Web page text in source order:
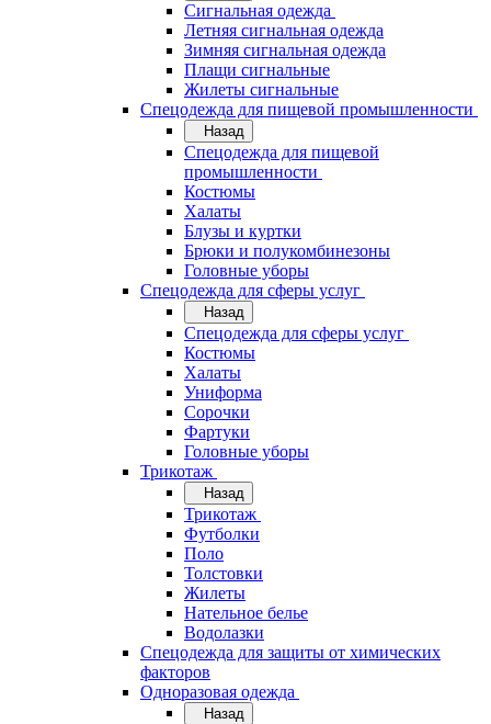
Сигнальная одежда
Летняя сигнальная одежда
Зимняя сигнальная одежда
Плащи сигнальные
Жилеты сигнальные
Спецодежда для пищевой промышленности
Назад
Спецодежда для пищевой
промышленности
Костюмы
Халаты
Блузы и куртки
Брюки и полукомбинезоны
Головные уборы
Спецодежда для сферы услуг
Назад
Спецодежда для сферы услуг
Костюмы
Халаты
Униформа
Сорочки
Фартуки
Головные уборы
Трикотаж
Назад
Трикотаж
Футболки
Поло
Толстовки
Жилеты
Нательное белье
Водолазки
Спецодежда для защиты от химических
факторов
Одноразовая одежда
Назад